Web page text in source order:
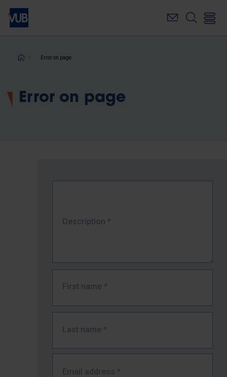
Skip
main
Breadcrumb
Error on page
Error on page
Description *
First name *
Last name *
Email address *